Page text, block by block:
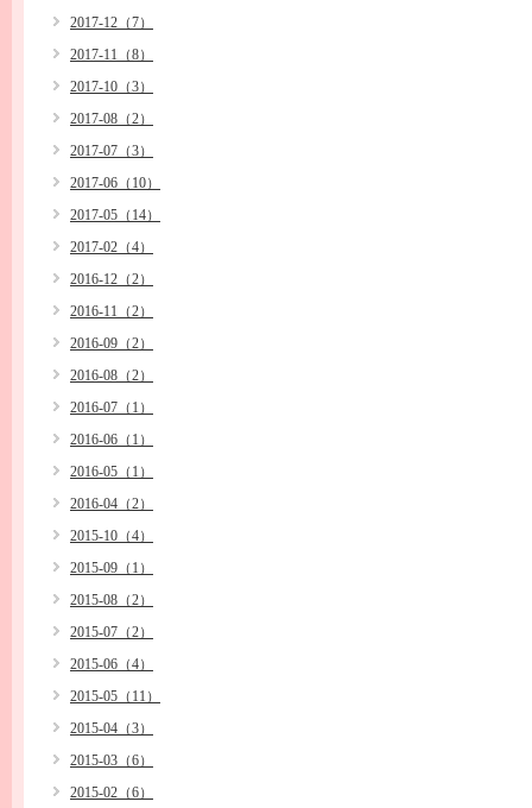
2017-12（7）
2017-11（8）
2017-10（3）
2017-08（2）
2017-07（3）
2017-06（10）
2017-05（14）
2017-02（4）
2016-12（2）
2016-11（2）
2016-09（2）
2016-08（2）
2016-07（1）
2016-06（1）
2016-05（1）
2016-04（2）
2015-10（4）
2015-09（1）
2015-08（2）
2015-07（2）
2015-06（4）
2015-05（11）
2015-04（3）
2015-03（6）
2015-02（6）